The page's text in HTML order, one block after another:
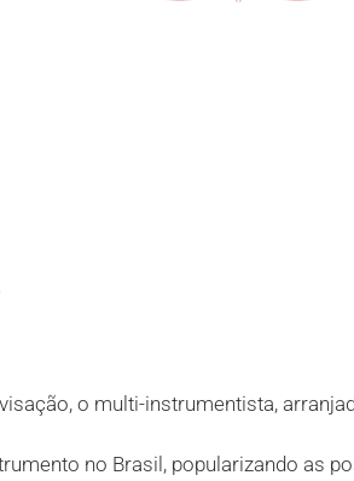
o multi-instrumentista,
no Brasil, popularizando as